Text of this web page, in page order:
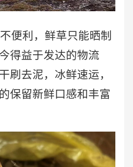
利，鲜草只能晒制
得益于发达的物流
刷去泥，冰鲜速运，
保留新鲜口感和丰富